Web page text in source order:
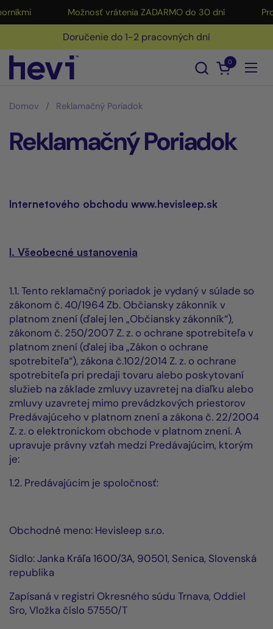
Preskočiť na obsahMožnosť vrátenia ZADARMO do 30 dní
Doručenie do 1-2 pracovných dní
Otvoriť
0
Domov / Reklamačný Poriadok
Reklamačný Poriadok
Internetového obchodu www.hevisleep.sk
I. Všeobecné ustanovenia
1.1. Tento reklamačný poriadok je vydaný v súlade so
zákonom č. 40/1964 Zb. Občiansky zákonník v
platnom znení (ďalej len „Občiansky zákonník“),
zákonom č. 250/2007 Z. z. o ochrane spotrebiteľa v
platnom znení (ďalej iba „Zákon o ochrane
spotrebiteľa“), zákona č.102/2014 Z. z. o ochrane
spotrebiteľa pri predaji tovaru alebo poskytovaní
služieb na základe zmluvy uzavretej na diaľku alebo
zmluvy uzavretej mimo prevádzkových priestorov
Predávajúceho v platnom znení a zákona č. 22/2004
Z. z. o elektronickom obchode v platnom znení. A
upravuje právny vzťah medzi Predávajúcim, ktorým
je:
1.2. Predávajúcim je spoločnosť:
Obchodné meno: Hevisleep s.r.o.
Sídlo:Janka Kráľa 1600/3A, 90501, Senica, Slovenská
republika
Zapísaná v registri Okresného súdu Trnava, Oddiel
Sro, Vložka číslo 57550/T